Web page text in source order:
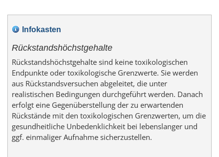
Infokasten
Rückstandshöchstgehalte
Rückstandshöchstgehalte sind keine toxikologischen
Endpunkte oder toxikologische Grenzwerte. Sie werden
aus Rückstandsversuchen abgeleitet, die unter
realistischen Bedingungen durchgeführt werden. Danach
erfolgt eine Gegenüberstellung der zu erwartenden
Rückstände mit den toxikologischen Grenzwerten, um die
gesundheitliche Unbedenklichkeit bei lebenslanger und
ggf. einmaliger Aufnahme sicherzustellen.